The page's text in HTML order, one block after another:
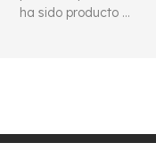
ha sido producto …